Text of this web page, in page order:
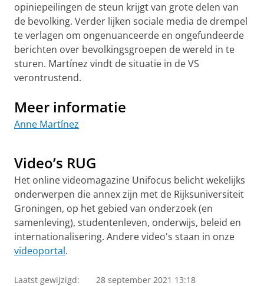
opiniepeilingen de steun krijgt van grote delen van
de bevolking. Verder lijken sociale media de drempel
te verlagen om ongenuanceerde en ongefundeerde
berichten over bevolkingsgroepen de wereld in te
sturen. Martínez vindt de situatie in de VS
verontrustend.
Meer informatie
Anne Martínez
Amerikaanse verkiezingen: toemane racisme tegen
Video’s RUG
Het online videomagazine Unifocus belicht wekelijks
onderwerpen die annex zijn met de Rijksuniversiteit
Groningen, op het gebied van onderzoek (en
samenleving), studentenleven, onderwijs, beleid en
internationalisering. Andere video's staan in onze
videoportal.
Laatst gewijzigd: 28 september 2021 13:18